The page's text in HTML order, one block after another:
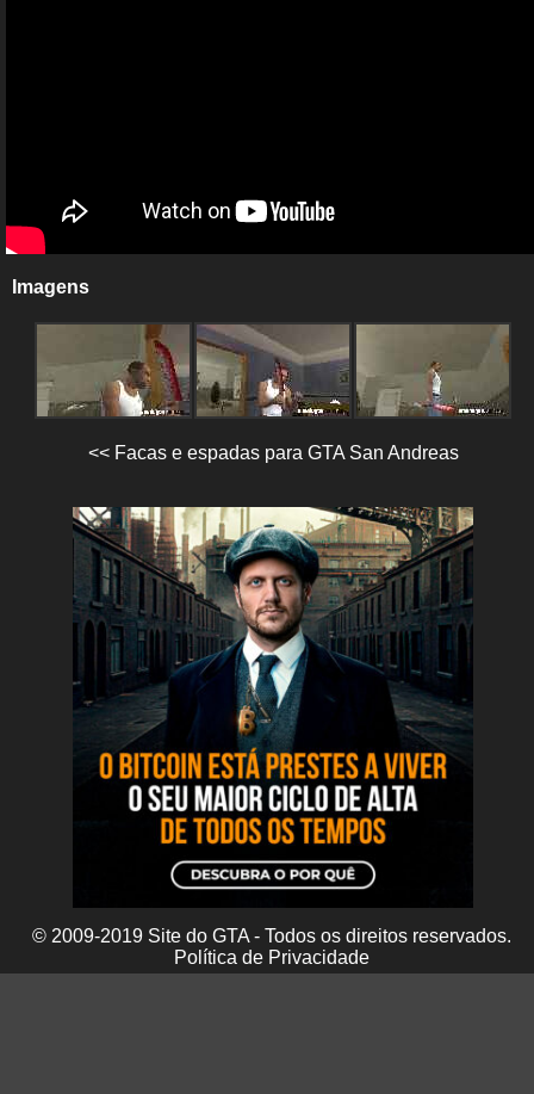
Imagens
<< Facas e espadas para GTA San Andreas
© 2009-2019 Site do GTA - Todos os direitos reservados.
Política de Privacidade